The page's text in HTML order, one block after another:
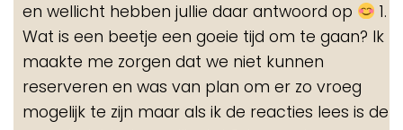
en wellicht hebben jullie daar antwoord op
1.
Wat is een beetje een goeie tijd om te gaan? Ik
maakte me zorgen dat we niet kunnen
reserveren en was van plan om er zo vroeg
mogelijk te zijn maar als ik de reacties lees is de